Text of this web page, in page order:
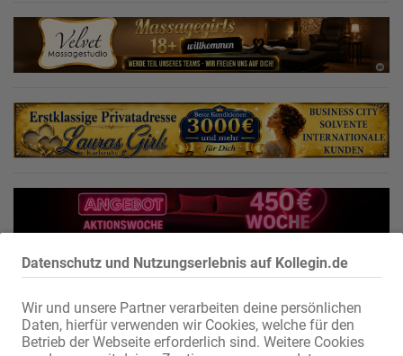
Datenschutz und Nutzungserlebnis auf Kollegin.de
Wir und unsere Partner verarbeiten deine persönlichen
Daten, hierfür verwenden wir Cookies, welche für den
Betrieb der Webseite erforderlich sind. Weitere Cookies